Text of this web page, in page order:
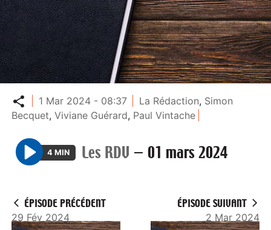
Partager
1 Mar 2024 - 08:37 La Rédaction, Simon
Becquet,Viviane Guérard, Paul Vintache
P
y
4 MIN Les RDV — 01 mars 2024
ÉPISODE PRÉCÉDENT
29 Fév 2024
ÉPISODE SUIVANT
2 Mar 2024